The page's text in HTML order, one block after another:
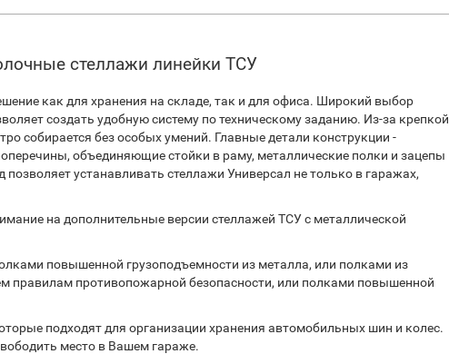
стеллажи линейки ТСУ
как для хранения на складе, так и для офиса. Широкий выбор
создать удобную систему по техническому заданию. Из-за крепкой
собирается без особых умений. Главные детали конструкции -
объединяющие стойки в раму, металлические полки и зацепы
устанавливать стеллажи Универсал не только в гаражах,
на дополнительные версии стеллажей ТСУ с металлической
повышенной грузоподъемности из металла, или полками из
правилам противопожарной безопасности, или полками повышенной
подходят для организации хранения автомобильных шин и колес.
место в Вашем гараже.